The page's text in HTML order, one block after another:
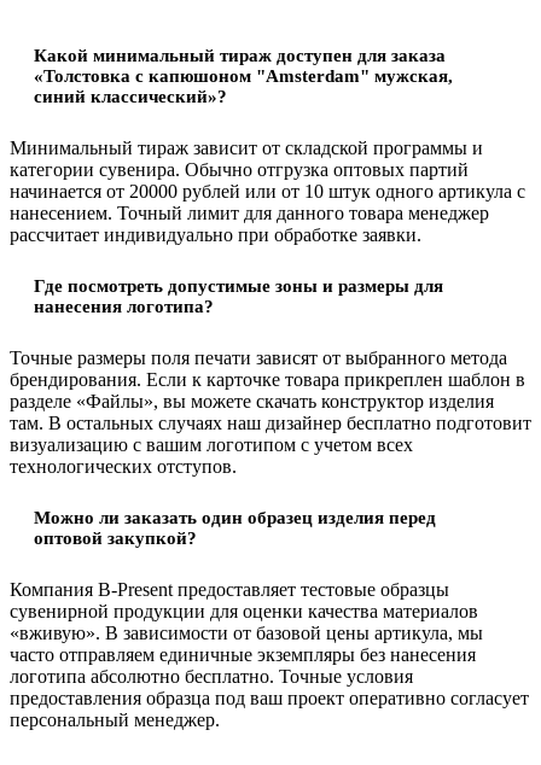
Какой минимальный тираж доступен для заказа
«Толстовка с капюшоном "Amsterdam" мужская,
синий классический»?
Минимальный тираж зависит от складской программы и
категории сувенира. Обычно отгрузка оптовых партий
начинается от 20000 рублей или от 10 штук одного артикула с
нанесением. Точный лимит для данного товара менеджер
рассчитает индивидуально при обработке заявки.
Где посмотреть допустимые зоны и размеры для
нанесения логотипа?
Точные размеры поля печати зависят от выбранного метода
брендирования. Если к карточке товара прикреплен шаблон в
разделе «Файлы», вы можете скачать конструктор изделия
там. В остальных случаях наш дизайнер бесплатно подготовит
визуализацию с вашим логотипом с учетом всех
технологических отступов.
Можно ли заказать один образец изделия перед
оптовой закупкой?
Компания B-Present предоставляет тестовые образцы
сувенирной продукции для оценки качества материалов
«вживую». В зависимости от базовой цены артикула, мы
часто отправляем единичные экземпляры без нанесения
логотипа абсолютно бесплатно. Точные условия
предоставления образца под ваш проект оперативно согласует
персональный менеджер.